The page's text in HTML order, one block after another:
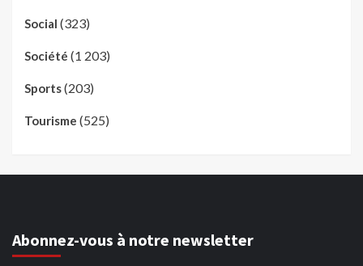
Social (323)
Société (1 203)
Sports(203)
Tourisme (525)
Abonnez-vous à notre newsletter